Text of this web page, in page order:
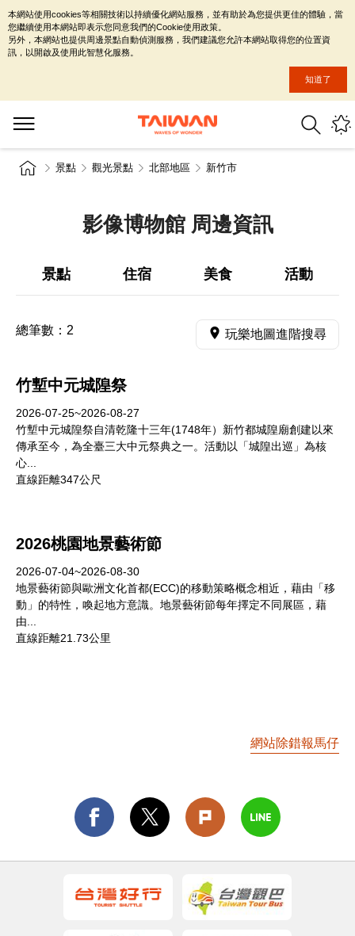
景點 觀光景點 北部地區 新竹市
影像博物館 周邊資訊
景點 住宿 美食 活動
總筆數： 2 玩樂地圖進階搜尋
竹塹中元城隍祭
2026-07-25~2026-08-27
竹塹中元城隍祭自清乾隆十三年(1748年）新竹都城隍廟創建以來
傳承至今，為全臺三大中元祭典之一。活動以「城隍出巡」為核
心...
直線距離347公尺
2026桃園地景藝術節
2026-07-04~2026-08-30
地景藝術節與歐洲文化首都(ECC)的移動策略概念相近，藉由「移
動」的特性，喚起地方意識。地景藝術節每年擇定不同展區，藉
由...
直線距離21.73公里
網站除錯報馬仔
本網站使用cookies等相關技術以持續優化網站服務，並有助於為您提供更佳的體驗，當
您繼續使用本網站即表示您同意我們的Cookie使用政策。
另外，本網站也提供周邊景點自動偵測服務，我們建議您允許本網站取得您的位置資
訊，以開啟及使用此智慧化服務。
知道了